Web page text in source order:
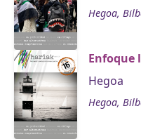
Hegoa,
Enfoque
Hegoa
Hegoa,